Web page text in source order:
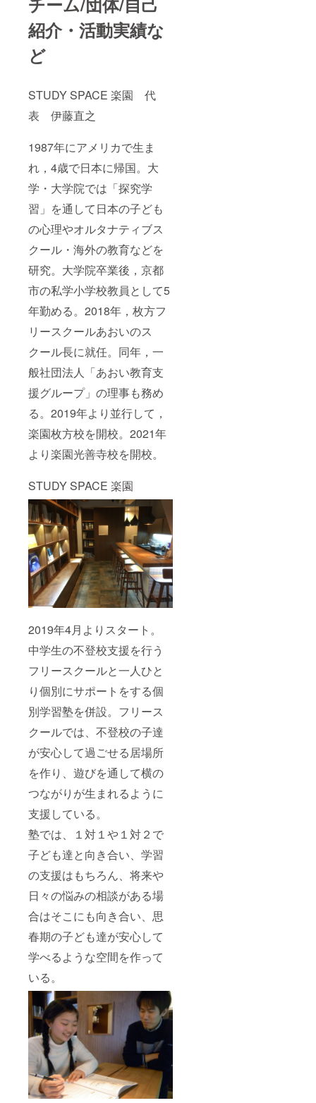
紹介・活動実績な
ど
STUDY SPACE 楽園 代
表 伊藤直之
1987年にアメリカで生ま
れ，4歳で日本に帰国。大
学・大学院では「探究学
習」を通して日本の子ども
の心理やオルタナティブス
クール・海外の教育などを
研究。大学院卒業後，京都
市の私学小学校教員として5
年勤める。2018年，枚方フ
リースクールあおいのス
クール長に就任。同年，一
般社団法人「あおい教育支
援グループ」の理事も務め
る。2019年より並行して，
楽園枚方校を開校。2021年
より楽園光善寺校を開校。
STUDY SPACE 楽園
2019年4月よりスタート。
中学生の不登校支援を行う
フリースクールと一人ひと
り個別にサポートをする個
別学習塾を併設。フリース
クールでは、不登校の子達
が安心して過ごせる居場所
を作り、遊びを通して横の
つながりが生まれるように
支援している。
塾では、１対１や１対２で
子ども達と向き合い、学習
の支援はもちろん、将来や
日々の悩みの相談がある場
合はそこにも向き合い、思
春期の子ども達が安心して
学べるような空間を作って
いる。